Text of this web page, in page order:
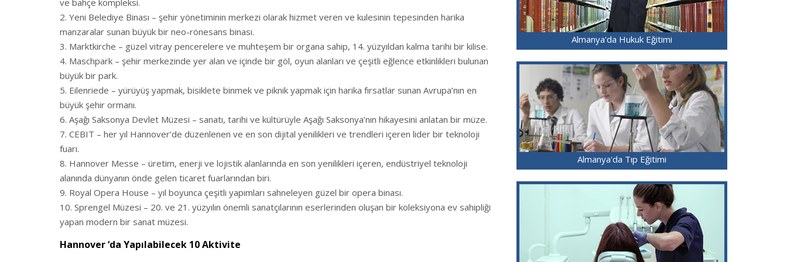
ve bahçe kompleksi.
Yeni Belediye Binası – şehir yönetiminin merkezi olarak hizmet veren ve kulesinin tepesinden harika
manzaralar sunan büyük bir neo-rönesans binası.
Marktkirche – güzel vitray pencerelere ve muhteşem bir organa sahip, 14. yüzyıldan kalma tarihi bir kilise.
Maschpark – şehir merkezinde yer alan ve içinde bir göl, oyun alanları ve çeşitli eğlence etkinlikleri bulunan
büyük bir park.
Eilenriede – yürüyüş yapmak, bisiklete binmek ve piknik yapmak için harika fırsatlar sunan Avrupa’nın en
büyük şehir ormanı.
Aşağı Saksonya Devlet Müzesi – sanatı, tarihi ve kültürüyle Aşağı Saksonya’nın hikayesini anlatan bir müze.
CEBIT – her yıl Hannover’de düzenlenen ve en son dijital yenilikleri ve trendleri içeren lider bir teknoloji
fuarı.
Hannover Messe – üretim, enerji ve lojistik alanlarında en son yenilikleri içeren, endüstriyel teknoloji
alanında dünyanın önde gelen ticaret fuarlarından biri.
Royal Opera House – yıl boyunca çeşitli yapımları sahneleyen güzel bir opera binası.
Sprengel Müzesi – 20. ve 21. yüzyılın önemli sanatçılarının eserlerinden oluşan bir koleksiyona ev sahipliği
yapan modern bir sanat müzesi.
Hannover ‘da Yapılabilecek 10 Aktivite
Almanya'da Hukuk Eğitimi
Almanya'da Tıp Eğitimi